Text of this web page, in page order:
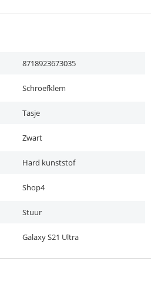
8718923673035
Schroefklem
Tasje
Zwart
Hard kunststof
Shop4
Stuur
Galaxy S21 Ultra